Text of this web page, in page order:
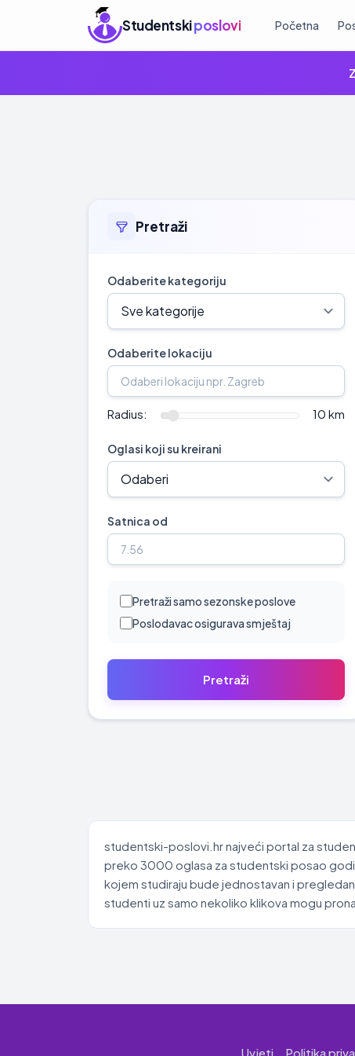
Studentskiposlovi Početna
Pretraži
Odaberite kategoriju
Odaberite lokaciju
Radius: 10 km
Oglasi koji su kreirani
Satnica od
Pretraži samo sezonske poslove
Poslodavac osigurava smještaj
studentski-poslovi.hr najveći portal za
preko 3000 oglasa za studentski posao
kojem studiraju bude jednostavan i
studenti uz samo nekoliko klikova mogu
Uvjeti Politika